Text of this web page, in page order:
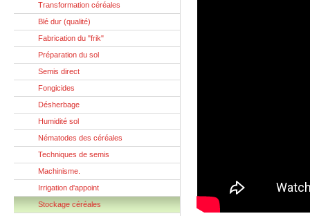
Transformation céréales
Blé dur (qualité)
Fabrication du "frik"
Préparation du sol
Semis direct
Fongicides
Désherbage
Humidité sol
Nématodes des céréales
Techniques de semis
Machinisme.
Irrigation d'appoint
Stockage céréales